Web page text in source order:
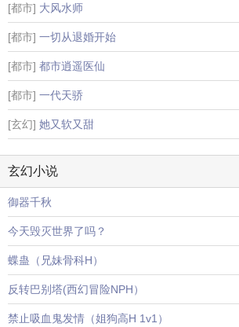
[都市] 大风水师
[都市] 一切从退婚开始
[都市] 都市逍遥医仙
[都市] 一代天骄
[玄幻] 她又软又甜
玄幻小说
御器千秋
今天毁灭世界了吗？
蝶蛊（兄妹骨科H）
反转巴别塔(西幻冒险NPH）
禁止吸血鬼发情（姐狗高H 1v1）